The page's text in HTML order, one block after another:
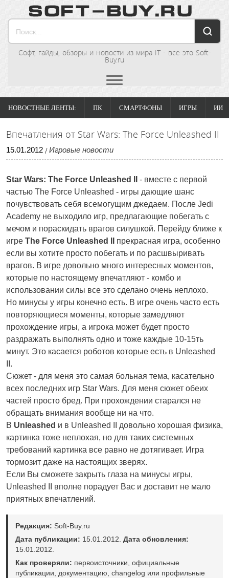
Софт, гайды, обзоры и новости из мира IT - все это Soft-
Buy.ru
НОВОСТНЫЕ ЛЕНТЫ: ПК СМАРТФОНЫ ИГРЫ ИИ
Впечатления от Star Wars: The Force Unleashed II
15.01.2012 / Игровые новости
Star Wars: The Force Unleashed II
- вместе с первой
частью The Force Unleashed - игры дающие шанс
почувствовать себя всемогущим джедаем. После Jedi
Academy не выходило игр, предлагающие побегать с
мечом и пораскидать врагов силушкой. Перейду ближе к
игре The Force Unleashed II
прекрасная игра, особенно
если вы хотите просто побегать и по расшвыривать
врагов. В игре довольно много интересных моментов,
которые по настоящему впечатляют - комбо и
использовании силы все это сделано очень неплохо.
Но минусы у игры конечно есть. В игре очень часто есть
повторяющиеся моменты, которые замедляют
прохождение игры, а игрока может будет просто
раздражать выполнять одно и тоже каждые 10-15ть
минут. Это касается роботов которые есть в Unleashed
II.
Сюжет - для меня это самая больная тема, касательно
всех последних игр Star Wars. Для меня сюжет обеих
частей просто бред. При прохождении старался не
обращать внимания вообще ни на что.
В Unleashed и в Unleashed II довольно хорошая физика,
картинка тоже неплохая, но для таких системных
требований картинка все равно не дотягивает. Игра
тормозит даже на настоящих зверях.
Если Вы сможете закрыть глаза на минусы игры,
Unleashed II вполне порадует Вас и доставит не мало
приятных впечатлений.
Редакция: Soft-Buy.ru
Дата публикации: 15.01.2012. Дата обновления:
15.01.2012.
Как проверяли: первоисточники, официальные
публикации, документацию, changelog или профильные